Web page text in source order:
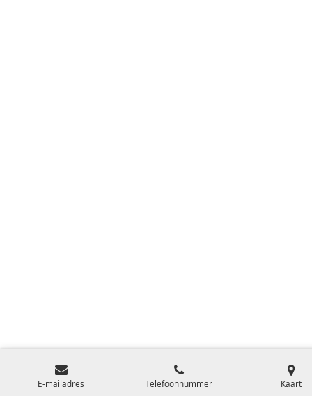
E-mailadres Telefoonnummer Kaart